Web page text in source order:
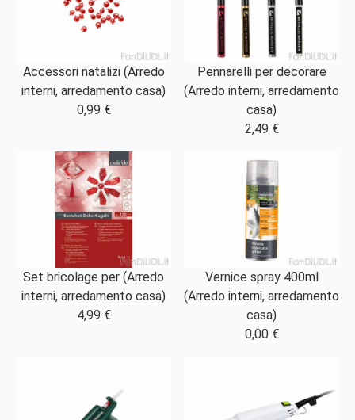
Accessori natalizi (Arredo
interni, arredamento casa)
0,99 €
Pennarelli per decorare
(Arredo interni, arredamento
casa)
2,49 €
Set bricolage per (Arredo
interni, arredamento casa)
4,99 €
Vernice spray 400ml
(Arredo interni, arredamento
casa)
0,00 €